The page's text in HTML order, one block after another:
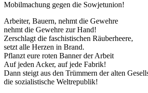
Mobilmachung gegen die Sowjetunion!
Arbeiter, Bauern, nehmt die Gewehre
nehmt die Gewehre zur Hand!
Zerschlagt die faschistischen Räuberheere,
setzt alle Herzen in Brand.
Pflanzt eure roten Banner der Arbeit
Auf jeden Acker, auf jede Fabrik!
Dann steigt aus den Trümmern der alten
die sozialistische Weltrepublik!